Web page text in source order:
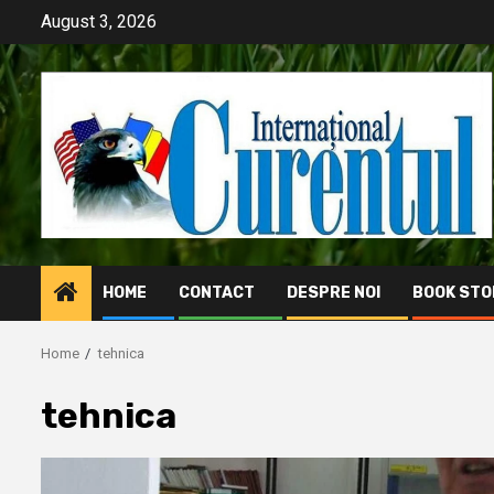
content
August 3, 2026
HOME CONTACT DESPRE NOI BOOK
Home tehnica
tehnica